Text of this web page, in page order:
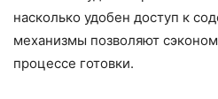
насколько удобен доступ к
механизмы позволяют
процессе готовки.